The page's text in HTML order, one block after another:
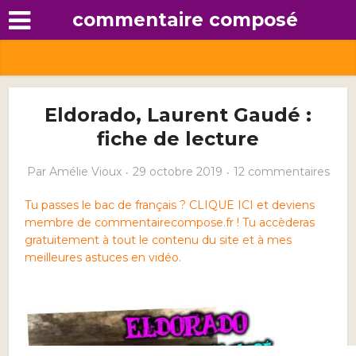
commentaire composé
Eldorado, Laurent Gaudé :
fiche de lecture
Par Amélie Vioux 29 octobre 2019 12 commentaires
Tu passes le bac de français ? CLIQUE ICI et deviens
membre de commentairecompose.fr ! Tu accèderas
gratuitement à tout le contenu du site et à mes
meilleures astuces en vidéo.